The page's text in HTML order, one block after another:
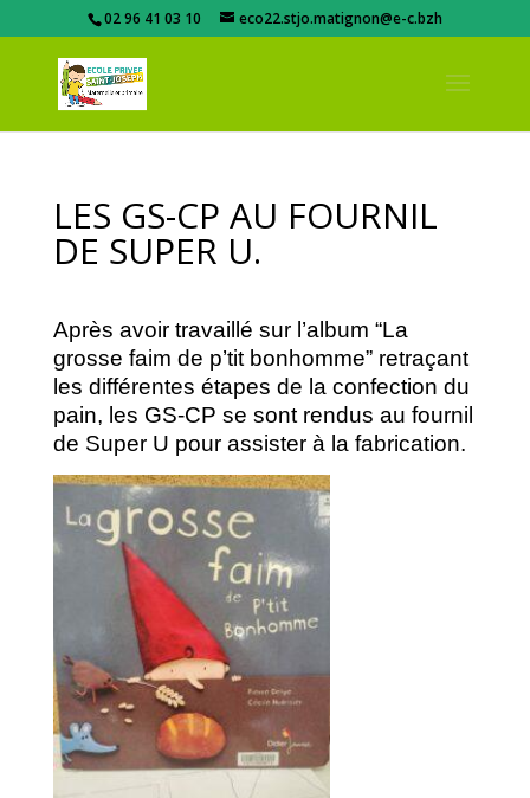
02 96 41 03 10 eco22.stjo.matignon@e-c.bzh
LES GS-CP AU FOURNIL
DE SUPER U.
Après avoir travaillé sur l’album “La
grosse faim de p’tit bonhomme” retraçant
les différentes étapes de la confection du
pain, les GS-CP se sont rendus au fournil
de Super U pour assister à la fabrication.